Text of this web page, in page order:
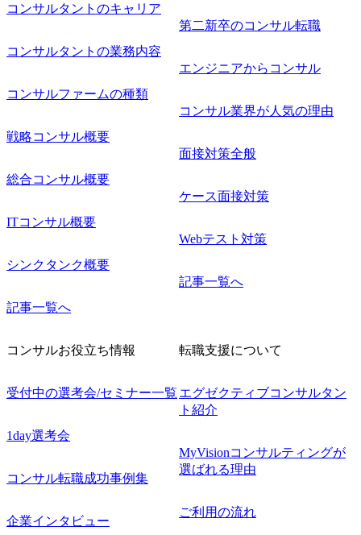
コンサルタントのキャリア
コンサルタントの業務内容
コンサルファームの種類
戦略コンサル概要
総合コンサル概要
ITコンサル概要
シンクタンク概要
記事一覧へ
第二新卒のコンサル転職
エンジニアからコンサル
コンサル業界が人気の理由
面接対策全般
ケース面接対策
Webテスト対策
記事一覧へ
コンサルお役立ち情報
受付中の選考会/セミナー一覧
1day選考会
コンサル転職成功事例集
企業インタビュー
転職支援について
エグゼクティブコンサルタン
ト紹介
MyVisionコンサルティングが
選ばれる理由
ご利用の流れ